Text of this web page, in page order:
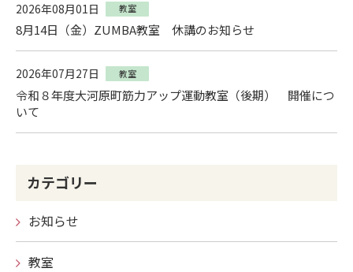
2026年08月01日 教室
8月14日（金）ZUMBA教室 休講のお知らせ
2026年07月27日 教室
令和８年度大河原町筋力アップ運動教室（後期） 開催につ
いて
カテゴリー
お知らせ
教室